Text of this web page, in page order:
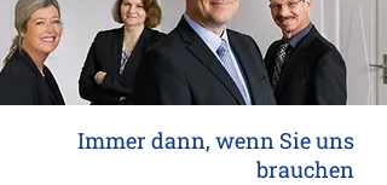
Immer dann, wenn Sie uns
brauchen